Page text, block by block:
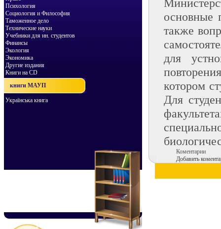
Психология
Социология и Философия
Таможенное дело
Технические науки
Учебники для ин. студентов
Финансы
Экология
Экономика
Другие издания
Книги на CD
книги МАУП
Українська книга
основные
также
для
котором
Для
Коментарии
Добавить